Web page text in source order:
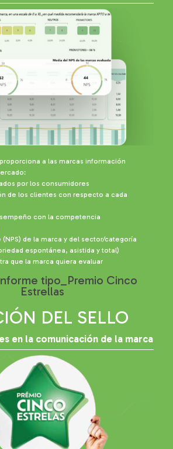
a las marcas información
por los consumidores
de los clientes con respecto a cada
con la competencia
de la marca y del sector/categoría
espontánea, asistida y total)
que la marca quiera evaluar
tipo_Premio Cinco
Estrellas
DEL SELLO
en la comunicación de la marca